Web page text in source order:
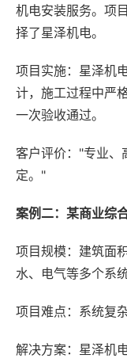
机电安装服务。项
择了星泽机电。
项目实施：星泽机
计，施工过程中严
一次验收通过。
客户评价："专业、
定。"
案例二：某商业综
项目规模：建筑面
水、电气等多个系统
项目难点：系统复
解决方案：星泽机